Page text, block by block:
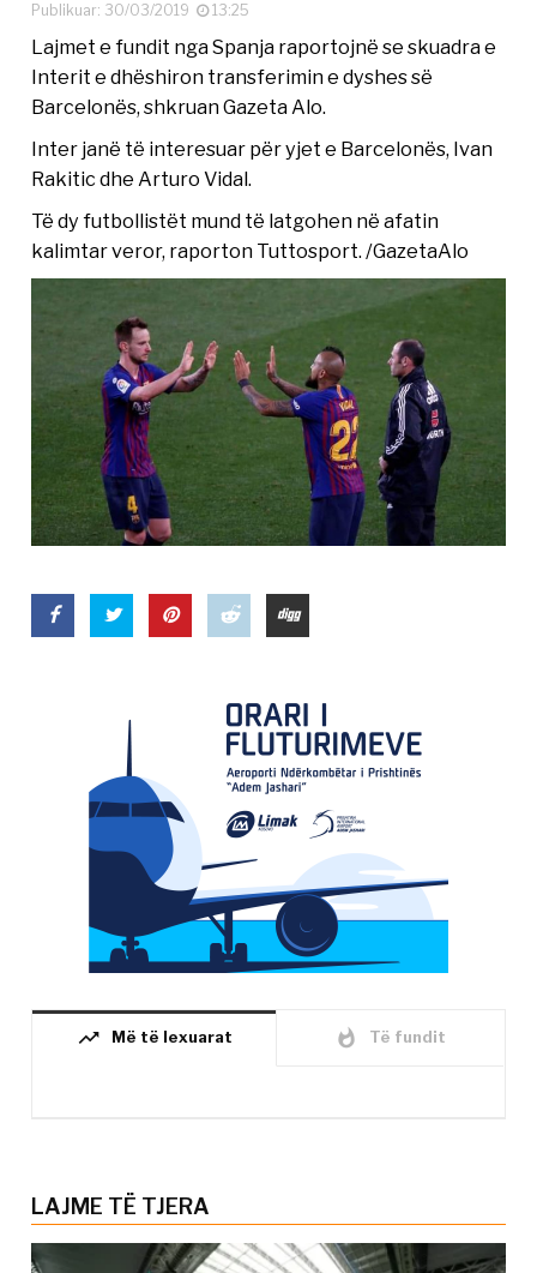
Publikuar: 30/03/2019
13:25
Lajmet e fundit nga Spanja raportojnë se skuadra e
Interit e dhëshiron transferimin e dyshes së
Barcelonës, shkruan Gazeta Alo.
Inter janë të interesuar për yjet e Barcelonës, Ivan
Rakitic dhe Arturo Vidal.
Të dy futbollistët mund të latgohen në afatin
kalimtar veror, raporton Tuttosport. /GazetaAlo
trending_up Më të lexuarat whatshot Të fundit
LAJME TË TJERA